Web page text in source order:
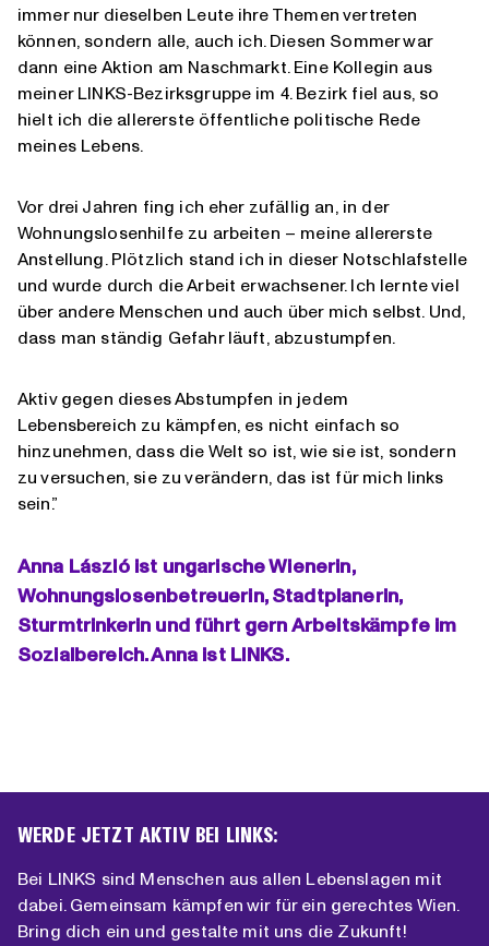
immer nur dieselben Leute ihre Themen vertreten
können, sondern alle, auch ich. Diesen Sommer war
dann eine Aktion am Naschmarkt. Eine Kollegin aus
meiner LINKS-Bezirksgruppe im 4. Bezirk fiel aus, so
hielt ich die allererste öffentliche politische Rede
meines Lebens.
Vor drei Jahren fing ich eher zufällig an, in der
Wohnungslosenhilfe zu arbeiten – meine allererste
Anstellung. Plötzlich stand ich in dieser Notschlafstelle
und wurde durch die Arbeit erwachsener. Ich lernte viel
über andere Menschen und auch über mich selbst. Und,
dass man ständig Gefahr läuft, abzustumpfen.
Aktiv gegen dieses Abstumpfen in jedem
Lebensbereich zu kämpfen, es nicht einfach so
hinzunehmen, dass die Welt so ist, wie sie ist, sondern
zu versuchen, sie zu verändern, das ist für mich links
sein.”
Anna László ist ungarische Wienerin,
Wohnungslosenbetreuerin, Stadtplanerin,
Sturmtrinkerin und führt gern Arbeitskämpfe im
Sozialbereich. Anna ist LINKS.
WERDE JETZT AKTIV BEI LINKS:
Bei LINKS sind Menschen aus allen Lebenslagen mit
dabei. Gemeinsam kämpfen wir für ein gerechtes Wien.
Bring dich ein und gestalte mit uns die Zukunft!